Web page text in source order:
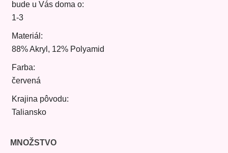
bude u Vás doma o:
1-3
Materiál:
88% Akryl, 12% Polyamid
Farba:
červená
Krajina pôvodu:
Taliansko
MNOŽSTVO